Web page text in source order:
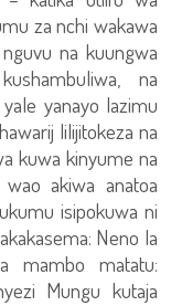
za nchi wakawa
na kuungwa
na
yanayo lazimu
lilijitokeza na
kuwa kinyume na
akiwa anatoa
isipokuwa ni
Neno la
mambo matatu:
Mungu kutaja